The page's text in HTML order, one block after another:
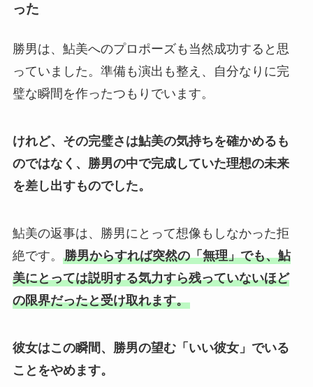
った
勝男は、鮎美へのプロポーズも当然成功すると思
っていました。準備も演出も整え、自分なりに完
璧な瞬間を作ったつもりでいます。
けれど、その完璧さは鮎美の気持ちを確かめるも
のではなく、勝男の中で完成していた理想の未来
を差し出すものでした。
鮎美の返事は、勝男にとって想像もしなかった拒
絶です。 勝男からすれば突然の「無理」でも、鮎
美にとっては説明する気力すら残っていないほど
の限界だったと受け取れます。
彼女はこの瞬間、勝男の望む「いい彼女」でいる
ことをやめます。